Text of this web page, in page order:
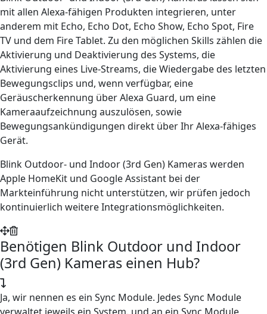
mit allen Alexa-fähigen Produkten integrieren, unter
anderem mit Echo, Echo Dot, Echo Show, Echo Spot, Fire
TV und dem Fire Tablet. Zu den möglichen Skills zählen die
Aktivierung und Deaktivierung des Systems, die
Aktivierung eines Live-Streams, die Wiedergabe des letzten
Bewegungsclips und, wenn verfügbar, eine
Geräuscherkennung über Alexa Guard, um eine
Kameraaufzeichnung auszulösen, sowie
Bewegungsankündigungen direkt über Ihr Alexa-fähiges
Gerät.
Blink Outdoor- und Indoor (3rd Gen) Kameras werden
Apple HomeKit und Google Assistant bei der
Markteinführung nicht unterstützen, wir prüfen jedoch
kontinuierlich weitere Integrationsmöglichkeiten.
Benötigen Blink Outdoor und Indoor
(3rd Gen) Kameras einen Hub?
Ja, wir nennen es ein Sync Module. Jedes Sync Module